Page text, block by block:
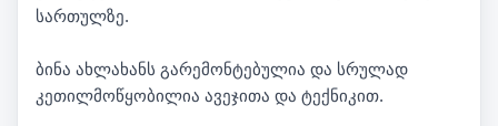
სართულზე.
ბინა ახლახანს გარემონტებულია და სრულად
კეთილმოწყობილია ავეჯითა და ტექნიკით.